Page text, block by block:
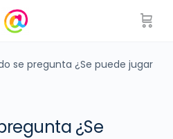
se pregunta ¿Se puede jugar
¿Se